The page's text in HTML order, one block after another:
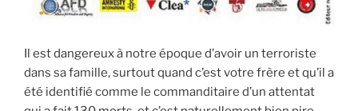
Il est dangereux à notre époque d’avoir un terroriste
dans sa famille, surtout quand c’est votre frère et qu’il a
été identifié comme le commanditaire d’un attentat